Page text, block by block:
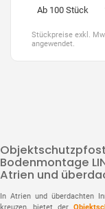
Bodenmontage
Atrien und
In Atrien und überdachten
kreuzen, bietet der
Ab 100 Stück
Stückpreise exkl.
angewendet.